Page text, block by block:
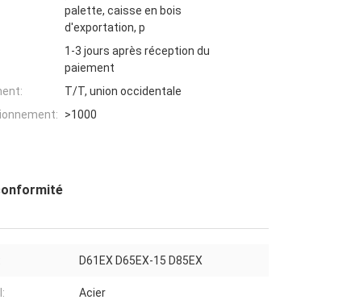
palette, caisse en bois
d'exportation, p
1-3 jours après réception du
paiement
T/T, union occidentale
>1000
D61EX D65EX-15 D85EX
Acier